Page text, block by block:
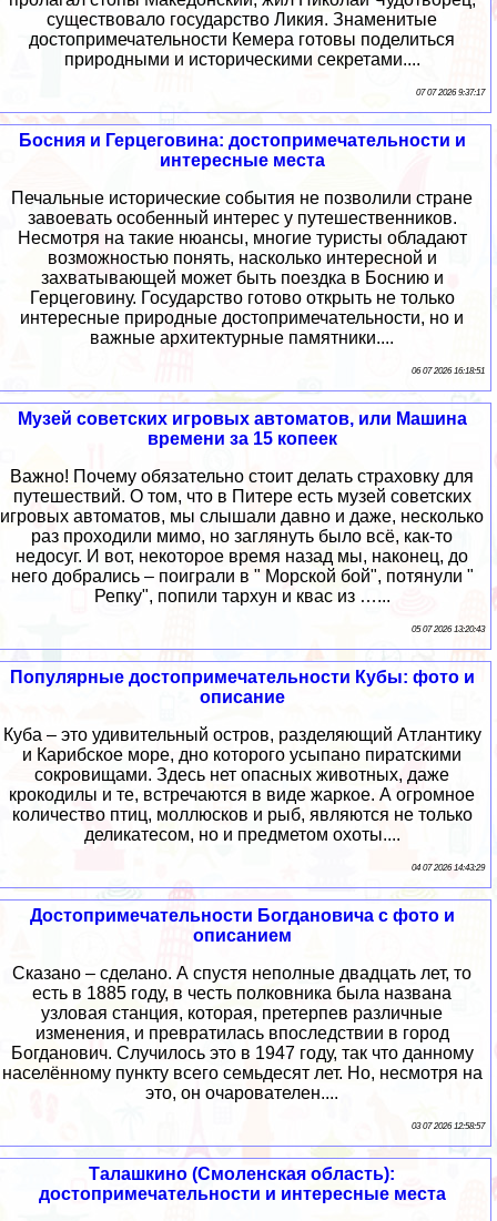
существовало государство Ликия. Знаменитые
достопримечательности Кемера готовы поделиться
природными и историческими секретами....
07 07 2026 9:37:17
Босния и Герцеговина: достопримечательности и
интересные места
Печальные исторические события не позволили стране
завоевать особенный интерес у путешественников.
Несмотря на такие нюансы, многие туристы обладают
возможностью понять, насколько интересной и
захватывающей может быть поездка в Боснию и
Герцеговину. Государство готово открыть не только
интересные природные достопримечательности, но и
важные архитектурные памятники....
06 07 2026 16:18:51
Музей советских игровых автоматов, или Машина
времени за 15 копеек
Важно! Почему обязательно стоит делать страховку для
путешествий. О том, что в Питере есть музей советских
игровых автоматов, мы слышали давно и даже, несколько
раз проходили мимо, но заглянуть было всё, как-то
недосуг. И вот, некоторое время назад мы, наконец, до
него добрались – поиграли в " Морской бой", потянули "
Репку", попили тархун и квас из …...
05 07 2026 13:20:43
Популярные достопримечательности Кубы: фото и
описание
Куба – это удивительный остров, разделяющий Атлантику
и Карибское море, дно которого усыпано пиратскими
сокровищами. Здесь нет опасных животных, даже
крокодилы и те, встречаются в виде жаркое. А огромное
количество птиц, моллюсков и рыб, являются не только
деликатесом, но и предметом охоты....
04 07 2026 14:43:29
Достопримечательности Богдановича с фото и
описанием
Сказано – сделано. А спустя неполные двадцать лет, то
есть в 1885 году, в честь полковника была названа
узловая станция, которая, претерпев различные
изменения, и превратилась впоследствии в город
Богданович. Случилось это в 1947 году, так что данному
населённому пункту всего семьдесят лет. Но, несмотря на
это, он очарователен....
03 07 2026 12:58:57
Талашкино (Смоленская область):
достопримечательности и интересные места